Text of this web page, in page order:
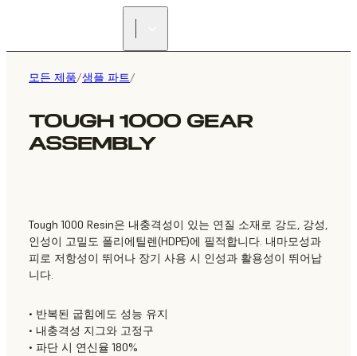
모든 제품/샘플 파트/
TOUGH 1000 GEAR
ASSEMBLY
Tough 1000 Resin은 내충격성이 있는 연질 소재로 강도, 강성,
인성이 고밀도 폴리에틸렌(HDPE)에 필적합니다. 내마모성과
피로 저항성이 뛰어나 장기 사용 시 인성과 활용성이 뛰어납
니다.
• 반복된 굽힘에도 성능 유지
• 내충격성 지그와 고정구
• 파단 시 연신율 180%